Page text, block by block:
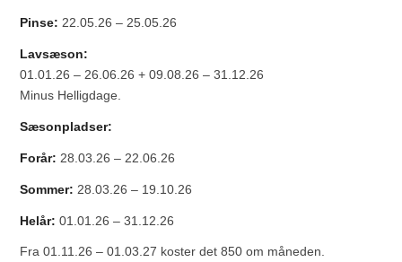
Pinse: 22.05.26 – 25.05.26
Lavsæson:
01.01.26 – 26.06.26 + 09.08.26 – 31.12.26
Minus Helligdage.
Sæsonpladser:
Forår: 28.03.26 – 22.06.26
Sommer: 28.03.26 – 19.10.26
Helår: 01.01.26 – 31.12.26
Fra 01.11.26 – 01.03.27 koster det 850 om måneden.